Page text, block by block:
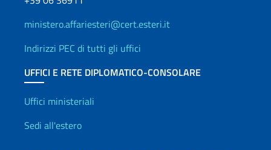
ministero.affariesteri@cert.esteri.it
Indirizzi PEC di tutti gli uffici
UFFICI E RETE DIPLOMATICO-CONSOLARE
Uffici e Rete diplomatica
Uffici ministeriali
Sedi all'estero